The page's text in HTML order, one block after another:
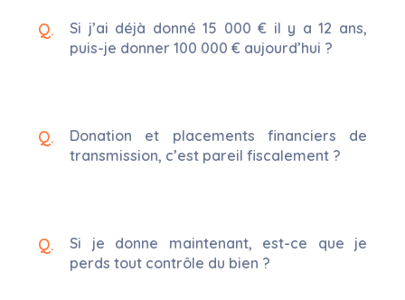
Si j’ai déjà donné 15 000 € il y a 12 ans,
puis-je donner 100 000 € aujourd’hui ?
Donation et placements financiers de
transmission, c’est pareil fiscalement ?
Si je donne maintenant, est-ce que je
perds tout contrôle du bien ?